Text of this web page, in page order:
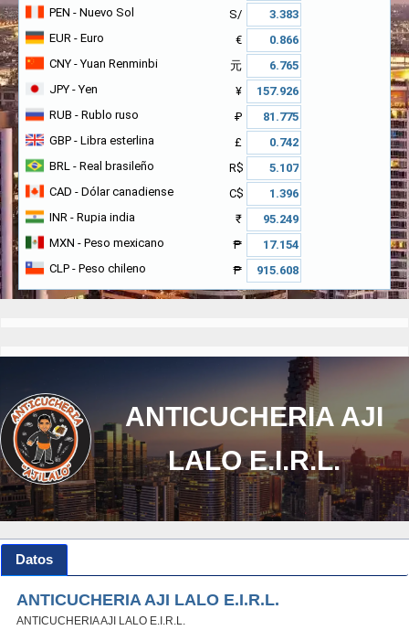
PEN - Nuevo Sol
S/
EUR - Euro
€
CNY - Yuan Renminbi
元
JPY - Yen
¥
RUB - Rublo ruso
₽
GBP - Libra esterlina
£
BRL - Real brasileño
R$
CAD - Dólar canadiense
C$
INR - Rupia india
₹
MXN - Peso mexicano
₱
CLP - Peso chileno ₱
ANTICUCHERIA AJI
LALO E.I.R.L.
Datos
ANTICUCHERIA AJI LALO E.I.R.L.
ANTICUCHERIA AJI LALO E.I.R.L.